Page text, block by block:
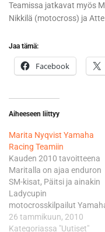
Teamissa jatkavat myös
Nikkilä (motocross) ja
Jaa tämä:
Facebook
Aiheeseen liittyy
Marita Nyqvist Yamaha
Racing Teamiin
Kauden 2010 tavoitteena
Maritalla on ajaa enduron
SM-kisat, Päitsi ja ainakin
Ladycupin
motocrosskilpailut
YZ125LC -pyörällä.
Konekesko ja Yamaha
26 tammikuun, 2010
Kategoriassa "Uutiset"